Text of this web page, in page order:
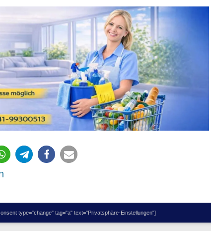
565
type="change" tag="a" text="Privatsphäre-Einstellungen"]